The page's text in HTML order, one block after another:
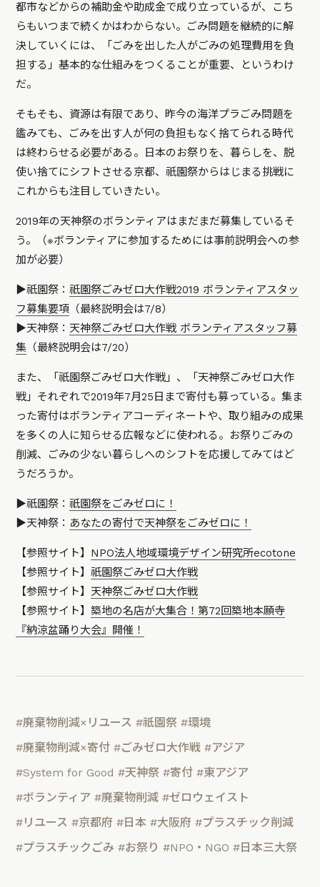
都市などからの補助金や助成金で成り立っているが、こち
らもいつまで続くかはわからない。ごみ問題を継続的に解
決していくには、「ごみを出した人がごみの処理費用を負
担する」基本的な仕組みをつくることが重要、というわけ
だ。
そもそも、資源は有限であり、昨今の海洋プラごみ問題を
鑑みても、ごみを出す人が何の負担もなく捨てられる時代
は終わらせる必要がある。日本のお祭りを、暮らしを、脱
使い捨てにシフトさせる京都、祇園祭からはじまる挑戦に
これからも注目していきたい。
2019年の天神祭のボランティアはまだまだ募集しているそ
う。（※ボランティアに参加するためには事前説明会への参
加が必要）
▶祇園祭：祇園祭ごみゼロ大作戦2019 ボランティアスタッ
フ募集要項 （最終説明会は7/8）
▶天神祭： 天神祭ごみゼロ大作戦 ボランティアスタッフ募
集 （最終説明会は7/20）
また、「祇園祭ごみゼロ大作戦」、「天神祭ごみゼロ大作
戦」それぞれで2019年7月25日まで寄付も募っている。集ま
った寄付はボランティアコーディネートや、取り組みの成果
を多くの人に知らせる広報などに使われる。お祭りごみの
削減、ごみの少ない暮らしへのシフトを応援してみてはど
うだろうか。
▶祇園祭：祇園祭をごみゼロに！
▶天神祭： あなたの寄付で天神祭をごみゼロに！
【参照サイト】 NPO法人地域環境デザイン研究所ecotone
【参照サイト】祇園祭ごみゼロ大作戦
【参照サイト】 天神祭ごみゼロ大作戦
【参照サイト】築地の名店が大集合！第72回築地本願寺
『納涼盆踊り大会』開催！
#廃棄物削減×リユース #祇園祭 #環境
#廃棄物削減×寄付 #ごみゼロ大作戦 #アジア
#System for Good #天神祭 #寄付 #東アジア
#ボランティア #廃棄物削減 #ゼロウェイスト
#リユース #京都府 #日本 #大阪府 #プラスチック削減
#プラスチックごみ #お祭り #NPO・NGO #日本三大祭